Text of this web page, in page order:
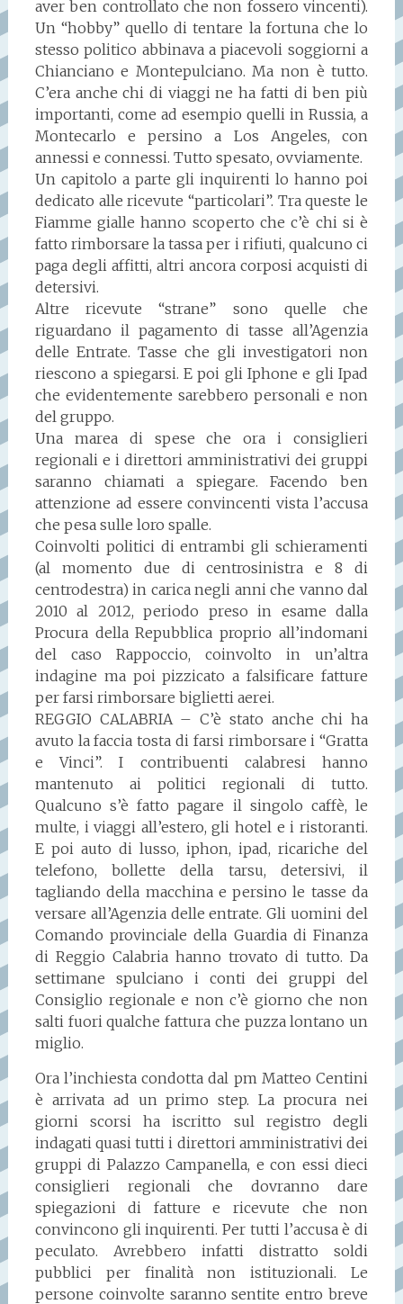
aver ben controllato che non fossero vincenti).
Un “hobby” quello di tentare la fortuna che lo
stesso politico abbinava a piacevoli soggiorni a
Chianciano e Montepulciano. Ma non è tutto.
C’era anche chi di viaggi ne ha fatti di ben più
importanti, come ad esempio quelli in Russia, a
Montecarlo e persino a Los Angeles, con
annessi e connessi. Tutto spesato, ovviamente.
Un capitolo a parte gli inquirenti lo hanno poi
dedicato alle ricevute “particolari”. Tra queste le
Fiamme gialle hanno scoperto che c’è chi si è
fatto rimborsare la tassa per i rifiuti, qualcuno ci
paga degli affitti, altri ancora corposi acquisti di
detersivi.
Altre ricevute “strane” sono quelle che
riguardano il pagamento di tasse all’Agenzia
delle Entrate. Tasse che gli investigatori non
riescono a spiegarsi. E poi gli Iphone e gli Ipad
che evidentemente sarebbero personali e non
del gruppo.
Una marea di spese che ora i consiglieri
regionali e i direttori amministrativi dei gruppi
saranno chiamati a spiegare. Facendo ben
attenzione ad essere convincenti vista l’accusa
che pesa sulle loro spalle.
Coinvolti politici di entrambi gli schieramenti
(al momento due di centrosinistra e 8 di
centrodestra) in carica negli anni che vanno dal
2010 al 2012, periodo preso in esame dalla
Procura della Repubblica proprio all’indomani
del caso Rappoccio, coinvolto in un’altra
indagine ma poi pizzicato a falsificare fatture
per farsi rimborsare biglietti aerei.
REGGIO CALABRIA – C’è stato anche chi ha
avuto la faccia tosta di farsi rimborsare i “Gratta
e Vinci”. I contribuenti calabresi hanno
mantenuto ai politici regionali di tutto.
Qualcuno s’è fatto pagare il singolo caffè, le
multe, i viaggi all’estero, gli hotel e i ristoranti.
E poi auto di lusso, iphon, ipad, ricariche del
telefono, bollette della tarsu, detersivi, il
tagliando della macchina e persino le tasse da
versare all’Agenzia delle entrate. Gli uomini del
Comando provinciale della Guardia di Finanza
di Reggio Calabria hanno trovato di tutto. Da
settimane spulciano i conti dei gruppi del
Consiglio regionale e non c’è giorno che non
salti fuori qualche fattura che puzza lontano un
miglio.
Ora l’inchiesta condotta dal pm Matteo Centini
è arrivata ad un primo step. La procura nei
giorni scorsi ha iscritto sul registro degli
indagati quasi tutti i direttori amministrativi dei
gruppi di Palazzo Campanella, e con essi dieci
consiglieri regionali che dovranno dare
spiegazioni di fatture e ricevute che non
convincono gli inquirenti. Per tutti l’accusa è di
peculato. Avrebbero infatti distratto soldi
pubblici per finalità non istituzionali. Le
persone coinvolte saranno sentite entro breve